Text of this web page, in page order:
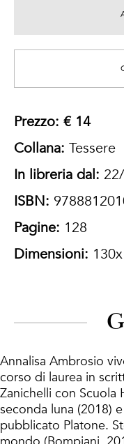
Prezzo: € 14
Collana: Tessere
In libreria dal:
ISBN:
Pagine: 128
Dimensioni:
Annalisa Ambrosio
corso di laurea in
Zanichelli con Scuola
seconda luna (2018)
pubblicato Platone.